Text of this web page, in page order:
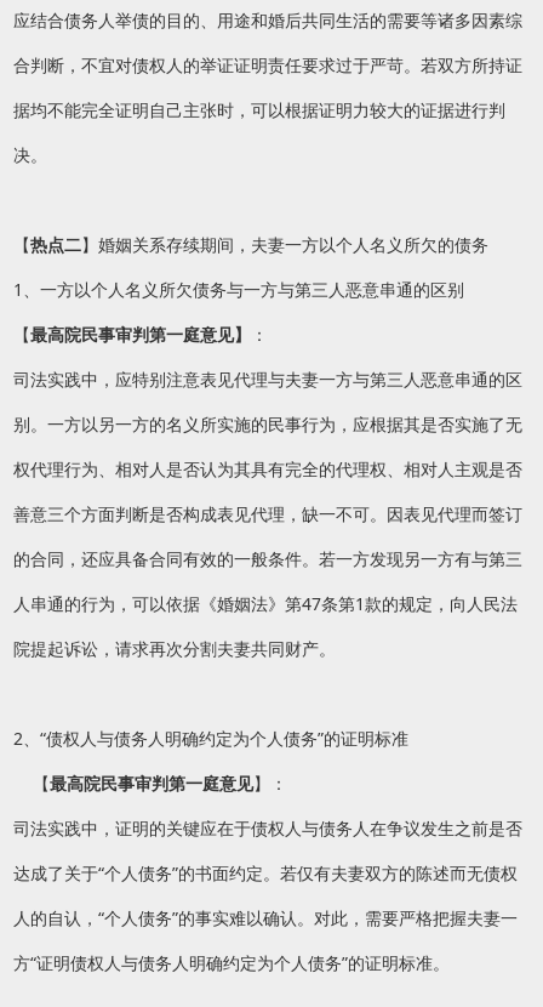
应结合债务人举债的目的、用途和婚后共同生活的需要等诸多因素综
合判断，不宜对债权人的举证证明责任要求过于严苛。若双方所持证
据均不能完全证明自己主张时，可以根据证明力较大的证据进行判
决。
【热点二】婚姻关系存续期间，夫妻一方以个人名义所欠的债务
1、一方以个人名义所欠债务与一方与第三人恶意串通的区别
【最高院民事审判第一庭意见】
：
司法实践中，应特别注意表见代理与夫妻一方与第三人恶意串通的区
别。一方以另一方的名义所实施的民事行为，应根据其是否实施了无
权代理行为、相对人是否认为其具有完全的代理权、相对人主观是否
善意三个方面判断是否构成表见代理，缺一不可。因表见代理而签订
的合同，还应具备合同有效的一般条件。若一方发现另一方有与第三
人串通的行为，可以依据《婚姻法》第47条第1款的规定，向人民法
院提起诉讼，请求再次分割夫妻共同财产。
2、“债权人与债务人明确约定为个人债务”的证明标准
【最高院民事审判第一庭意见】：
司法实践中，证明的关键应在于债权人与债务人在争议发生之前是否
达成了关于“个人债务”的书面约定。若仅有夫妻双方的陈述而无债权
人的自认，“个人债务”的事实难以确认。对此，需要严格把握夫妻一
方“证明债权人与债务人明确约定为个人债务”的证明标准。